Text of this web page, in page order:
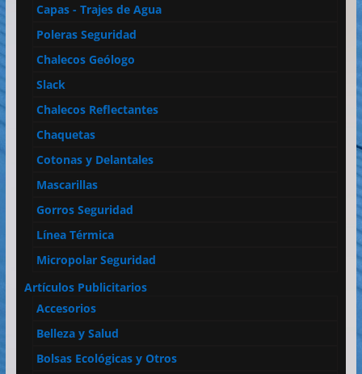
Capas - Trajes de Agua
Poleras Seguridad
Chalecos Geólogo
Slack
Chalecos Reflectantes
Chaquetas
Cotonas y Delantales
Mascarillas
Gorros Seguridad
Línea Térmica
Micropolar Seguridad
Artículos Publicitarios
Accesorios
Belleza y Salud
Bolsas Ecológicas y Otros